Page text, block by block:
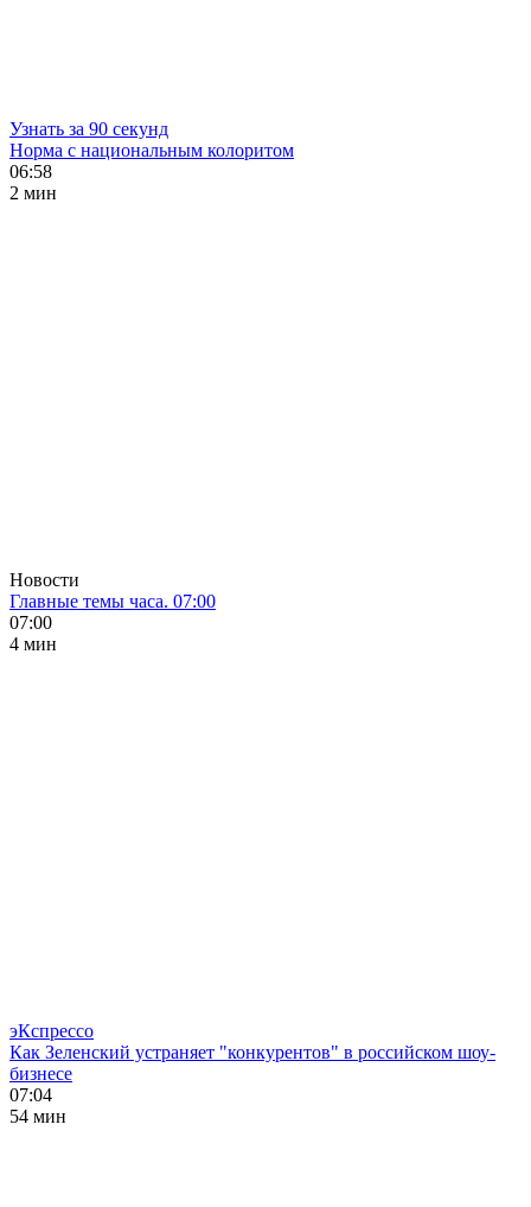
Узнать за 90 секунд
Норма с национальным колоритом
06:58
2 мин
Новости
Главные темы часа. 07:00
07:00
4 мин
эКспрессо
Как Зеленский устраняет "конкурентов" в российском шоу-
бизнесе
07:04
54 мин